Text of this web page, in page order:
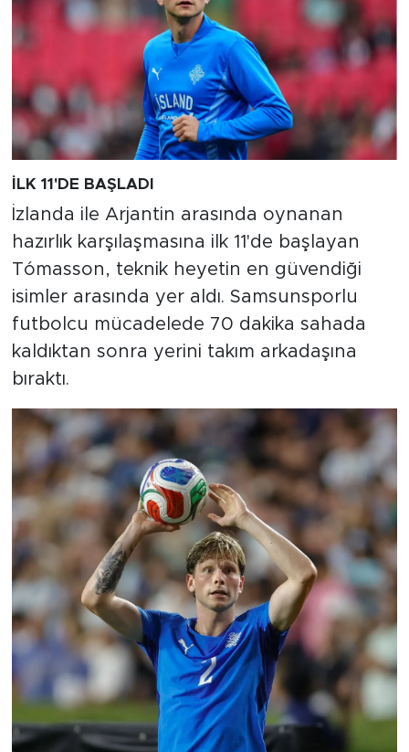
İLK 11'DE BAŞLADI
İzlanda ile Arjantin arasında oynanan
hazırlık karşılaşmasına ilk 11'de başlayan
Tómasson, teknik heyetin en güvendiği
isimler arasında yer aldı. Samsunsporlu
futbolcu mücadelede 70 dakika sahada
kaldıktan sonra yerini takım arkadaşına
bıraktı.